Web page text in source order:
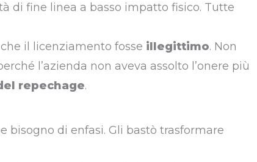
di fine linea a basso impatto fisico. Tutte
il licenziamento fosse illegittimo. Non
l’azienda non aveva assolto l’onere più
repechage.
bisogno di enfasi. Gli bastò trasformare